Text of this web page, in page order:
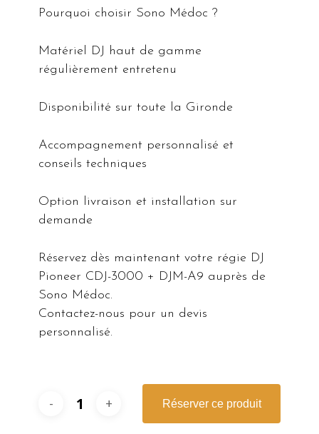
Pourquoi choisir Sono Médoc ?
Matériel DJ haut de gamme
régulièrement entretenu
Disponibilité sur toute la Gironde
Accompagnement personnalisé et
conseils techniques
Option livraison et installation sur
demande
Réservez dès maintenant votre régie DJ
Pioneer CDJ-3000 + DJM-A9 auprès de
Sono Médoc.
Contactez-nous pour un devis
personnalisé.
Réserver ce produit